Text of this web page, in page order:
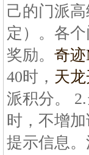
己的门派
定）。各
奖励。 奇
40时， 天
派积分。
时，不增
提示信息